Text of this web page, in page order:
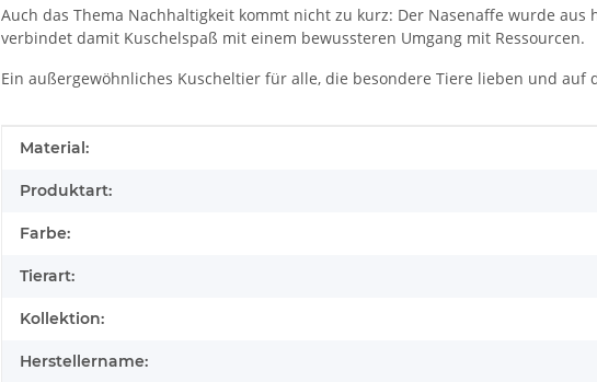
Auch das Thema Nachhaltigkeit kommt nicht zu kurz: Der Nasenaffe wurde
verbindet damit Kuschelspaß mit einem bewussteren Umgang mit Ressourcen.
Ein außergewöhnliches Kuscheltier für alle, die besondere Tiere lieben und
Produkteigenschaft
Wert
Material:
Produktart:
Farbe:
Tierart:
Kollektion:
Herstellername: